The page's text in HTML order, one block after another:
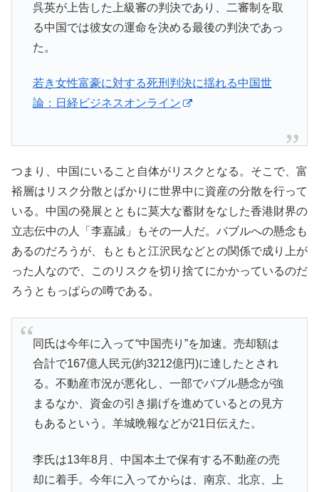
呉英が上告した上級審の判決であり、二審制を取
る中国では彼女の運命を決める最後の判決であっ
た。
若き女性富豪に対する死刑判決に揺れる中国世
論：日経ビジネスオンライン
つまり、中国にいること自体がリスクとなる。そこで、富
裕層はリスク分散とばかりに世界中に資産の分散を行って
いる。中国の発展とともに莫大な蓄財をなした香港財界の
立志伝中の人「李嘉誠」もその一人だ。バブルへの懸念も
あるのだろうが、もともと江沢民などとの関係で成り上が
った人なので、このリスクを切り捨てにかかっているのだ
ろうともっぱらの噂である。
同氏は今年に入って“中国売り”を加速。売却額は
合計で167億人民元(約3212億円)に達したとされ
る。不動産市況が悪化し、一部でバブル懸念が強
まるなか、資金の引き揚げを進めているとの見方
もあるという。羊城晩報などが21日伝えた。
李氏は13年8月、中国本土で保有する不動産の売
却に着手。今年に入ってからは、南京、北京、上